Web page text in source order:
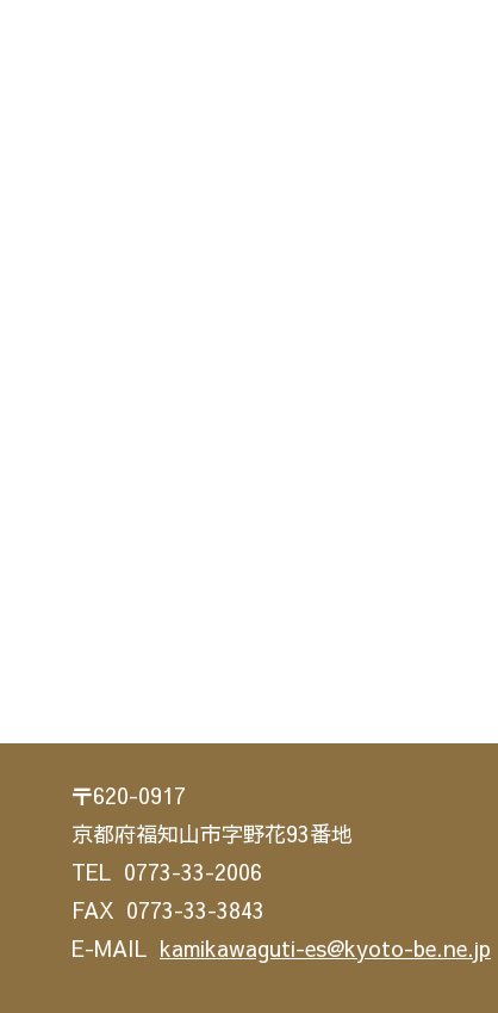
〒620-0917
京都府福知山市字野花93番地
TEL 0773-33-2006
FAX 0773-33-3843
E-MAIL kamikawaguti-es@kyoto-be.ne.jp